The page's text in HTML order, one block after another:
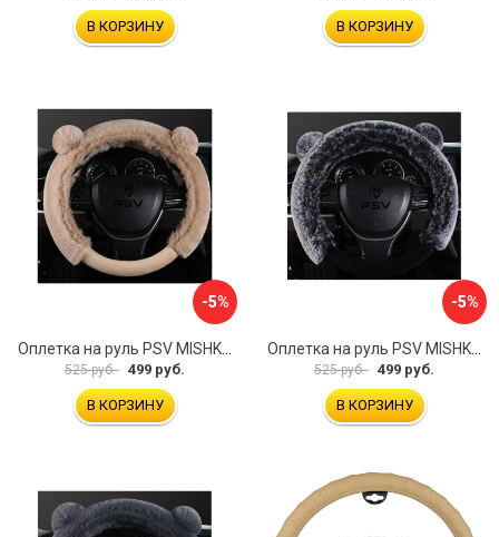
В КОРЗИНУ В КОРЗИНУ
-5%
Оплетка на руль PSV MISHKA Premium 136099
525 руб. 499 руб.
В КОРЗИНУ
-5%
Оплетка на руль PSV MISHKA Premium 136095
525 руб. 499 руб.
В КОРЗИНУ